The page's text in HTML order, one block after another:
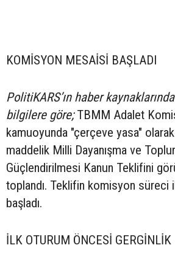
KOMİSYON MESAİSİ BAŞLADI
PolitiKARS’ın haber
bilgilere göre;TBMM Adalet
kamuoyunda "çerçeve yasa" olarak
maddelik Milli Dayanışma ve
Güçlendirilmesi Kanun Teklifini
toplandı. Teklifin komisyon süreci
başladı.
İLK OTURUM ÖNCESİ GERGİNLİK